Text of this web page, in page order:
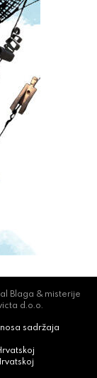
Blaga & misterije
d.o.o.
sadržaja